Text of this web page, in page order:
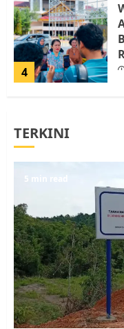
4
5
1
TERKINI
5 min read